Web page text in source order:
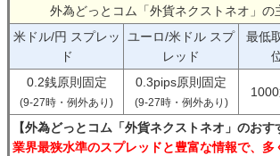
外為どっとコム「外貨ネクストネオ」の
米ドル/円 スプレッ
ド
ユーロ/米ドル スプ
レッド
最低
0.2銭原則固定
(9-27時・例外あり)
0.3pips原則固定
(9-27時・例外あり)
【外為どっとコム「外貨ネクストネオ」のおす
業界最狭水準のスプレッドと豊富な情報で、多